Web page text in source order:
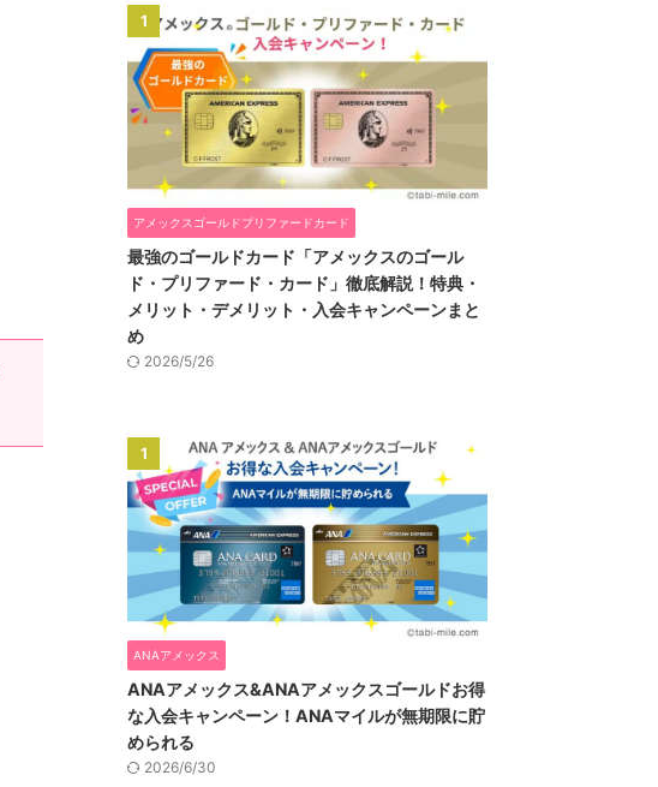
1
アメックスゴールドプリファードカード
最強のゴールドカード「アメックスのゴール
ド・プリファード・カード」徹底解説！特典・
メリット・デメリット・入会キャンペーンまと
め
2026/5/26
1
ANAアメックス
ANAアメックス&ANAアメックスゴールドお得
な入会キャンペーン！ANAマイルが無期限に貯
められる
2026/6/30